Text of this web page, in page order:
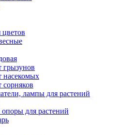
грызунов
насекомых
сорняков
лампы для растений
для растений